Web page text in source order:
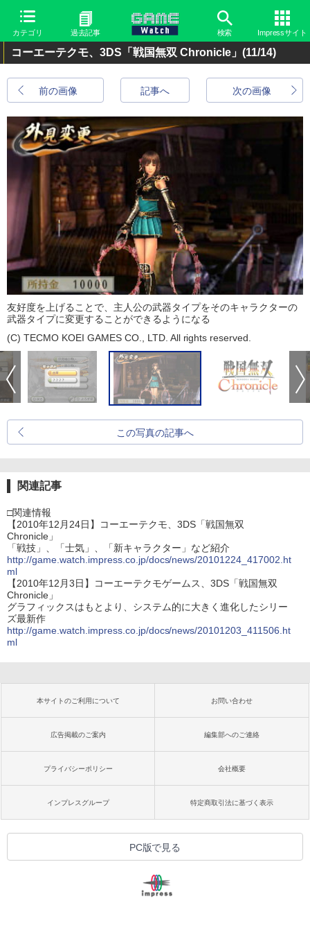
カテゴリ 過去記事 検索 Impressサイト
コーエーテクモ、3DS「戦国無双 Chronicle」 (11/14)
前の画像 次の画像
記事へ
友好度を上げることで、主人公の武器タイプをそのキャラクターの
武器タイプに変更することができるようになる
(C) TECMO KOEI GAMES CO., LTD. All rights reserved.
この写真の記事へ
関連記事
□関連情報
【2010年12月24日】コーエーテクモ、3DS「戦国無双
Chronicle」
「戦技」、「士気」、「新キャラクター」など紹介
http://game.watch.impress.co.jp/docs/news/20101224_417002.ht
ml
【2010年12月3日】コーエーテクモゲームス、3DS「戦国無双
Chronicle」
グラフィックスはもとより、システム的に大きく進化したシリー
ズ最新作
http://game.watch.impress.co.jp/docs/news/20101203_411506.ht
ml
本サイトのご利用について お問い合わせ
広告掲載のご案内 編集部へのご連絡
プライバシーポリシー 会社概要
インプレスグループ 特定商取引法に基づく表示
PC版で見る